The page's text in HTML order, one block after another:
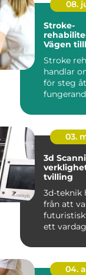
08.
Stroke-
Vägen
Stroke
handlar
för steg
03.
3d Scanning
tvilling
3d-teknik
från att
ett
04.